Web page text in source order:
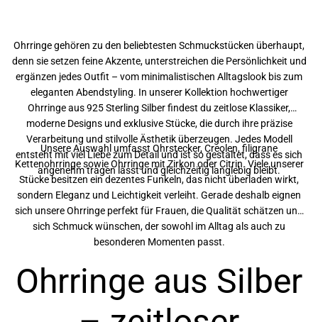
Ohrringe gehören zu den beliebtesten Schmuckstücken überhaupt,
denn sie setzen feine Akzente, unterstreichen die Persönlichkeit und
ergänzen jedes Outfit – vom minimalistischen Alltagslook bis zum
eleganten Abendstyling. In unserer Kollektion hochwertiger
Ohrringe aus 925 Sterling Silber findest du zeitlose Klassiker,
moderne Designs und exklusive Stücke, die durch ihre präzise
Verarbeitung und stilvolle Ästhetik überzeugen. Jedes Modell
entsteht mit viel Liebe zum Detail und ist so gestaltet, dass es sich
angenehm tragen lässt und gleichzeitig langlebig bleibt.
Unsere Auswahl umfasst Ohrstecker, Creolen, filigrane
Kettenohrringe sowie Ohrringe mit Zirkon oder Citrin. Viele unserer
Stücke besitzen ein dezentes Funkeln, das nicht überladen wirkt,
sondern Eleganz und Leichtigkeit verleiht. Gerade deshalb eignen
sich unsere Ohrringe perfekt für Frauen, die Qualität schätzen und
sich Schmuck wünschen, der sowohl im Alltag als auch zu
besonderen Momenten passt.
Ohrringe aus Silber